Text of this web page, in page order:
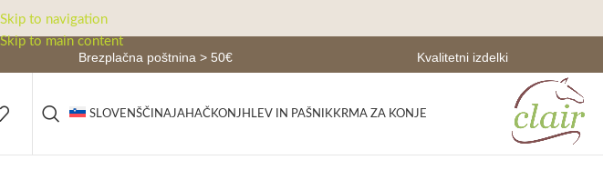
Skip to navigation
Skip to main content
Brezplačna poštnina > 50€ Kvalitetni izdelki
SLOVENŠČINAJAHAČKONJ HLEV IN PAŠNIK KRMA ZA KONJE